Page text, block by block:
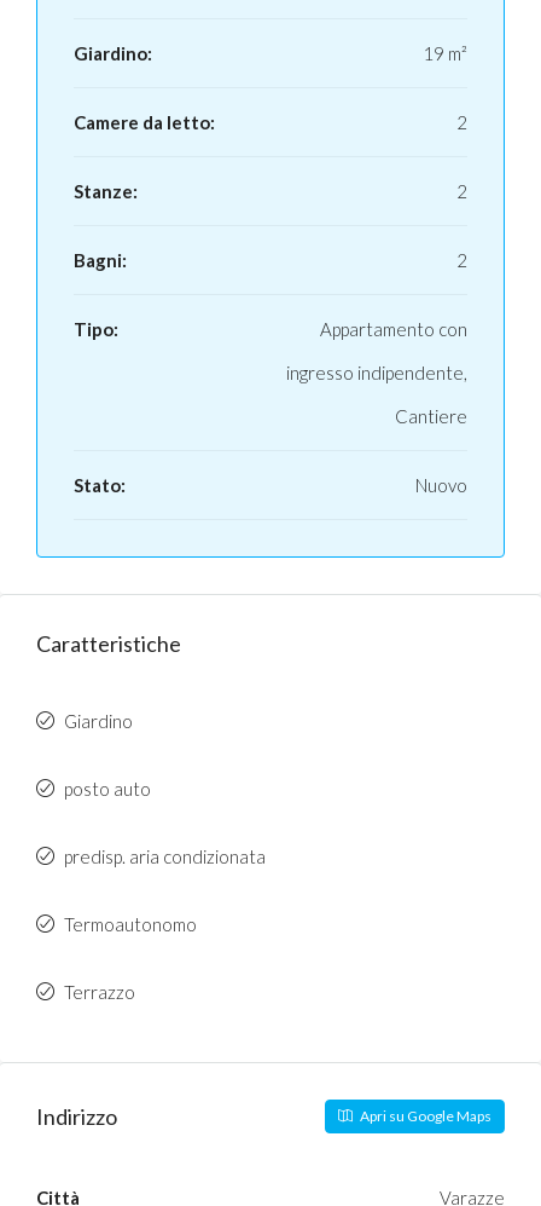
Giardino: 19 m²
Camere da letto: 2
Stanze: 2
Bagni: 2
Tipo:
Appartamento con
ingresso indipendente,
Cantiere
Stato: Nuovo
Caratteristiche
Giardino
posto auto
predisp. aria condizionata
Termoautonomo
Terrazzo
Indirizzo Apri su Google Maps
Città Varazze